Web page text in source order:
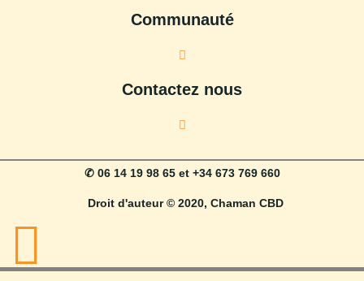
Communauté
Contactez nous
✆ 06 14 19 98 65 et +34 673 769 660
Droit d'auteur © 2020, Chaman CBD